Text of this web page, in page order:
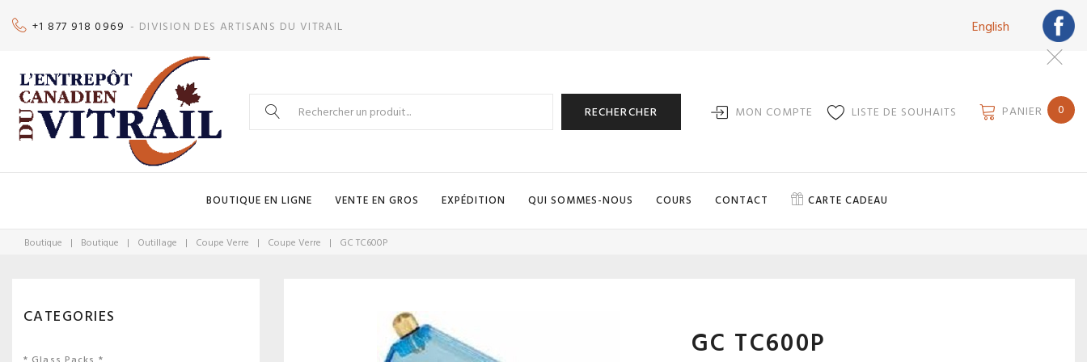
+1 877 918 0969 - DIVISION DES ARTISANS DU VITRAIL English
Search
RECHERCHER MON COMPTE LISTE DE SOUHAITS PANIER 0
BOUTIQUE EN LIGNE VENTE EN GROS EXPÉDITION QUI SOMMES-NOUS COURS CONTACT CARTE CADEAU
Boutique | Boutique | Outillage | Coupe Verre | Coupe Verre | GC TC600P
GC TC600P
CATEGORIES